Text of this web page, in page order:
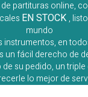
partituras online,
EN STOCK ,
mundo
instrumentos, en
un fácil derecho de
su pedido, un
lo mejor de